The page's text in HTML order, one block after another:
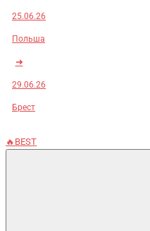
25.06.26
Польша
➜
29.06.26
Брест
🔥BEST